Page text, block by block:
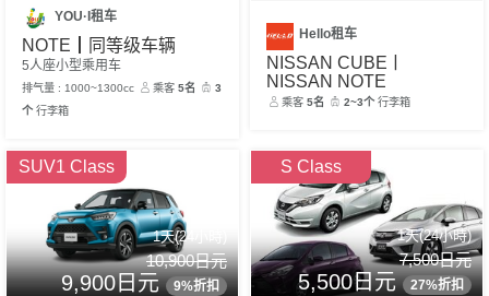
YOU·I租车
NOTE┃同等级车辆
5人座小型乘用车
排气量 : 1000~1300cc 乘客5名
3
个 行李箱
Hello租车
NISSAN CUBEㅣ
NISSAN NOTE
乘客5名 2~3个行李箱
SUV1 Class
1天(24小時)
10,900日元
9,900日元 9%折扣
S Class
1天(24小時)
7,500日元
5,500日元 27%折扣